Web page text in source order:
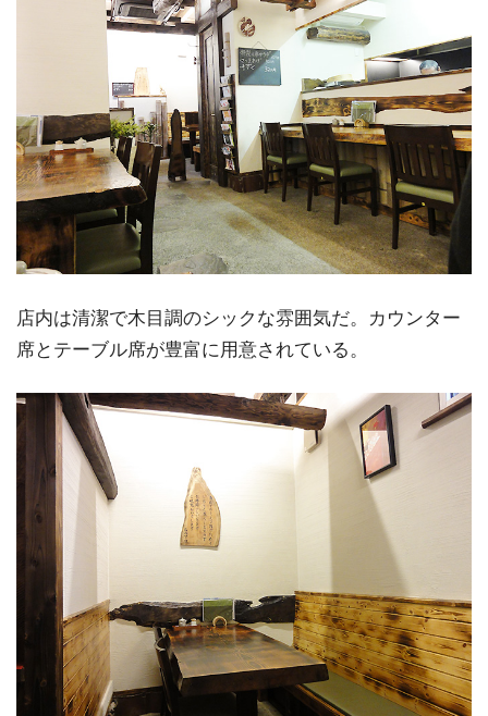
店内は清潔で木目調のシックな雰囲気だ。カウンター
席とテーブル席が豊富に用意されている。